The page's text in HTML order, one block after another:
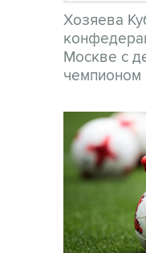
Хозяева
Москве с